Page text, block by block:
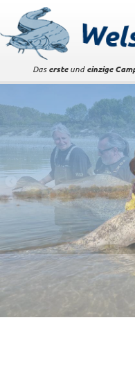
Dasersteundeinzige